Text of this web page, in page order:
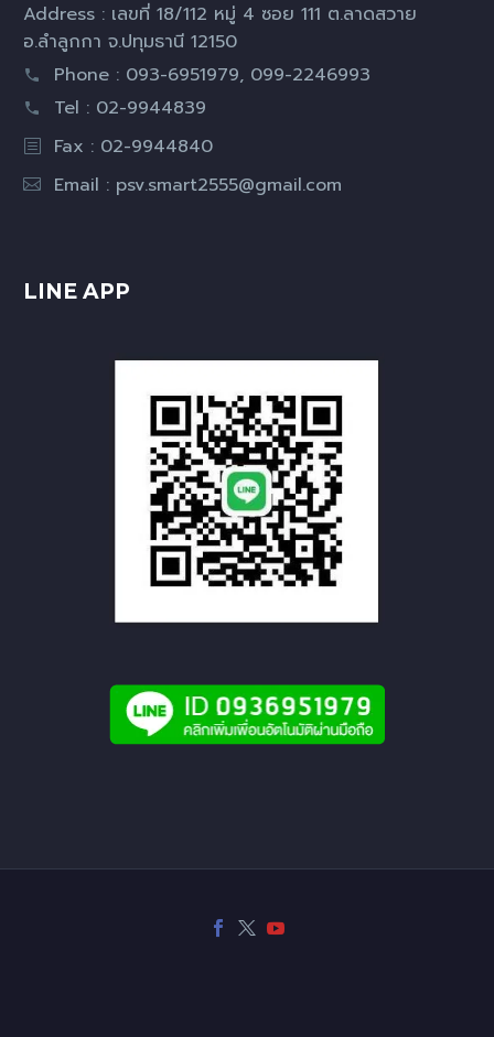
Address : เลขที่ 18/112 หมู่ 4 ซอย 111 ต.ลาดสวาย
อ.ลำลูกกา จ.ปทุมธานี 12150
Phone : 093-6951979, 099-2246993
Tel : 02-9944839
Fax : 02-9944840
Email : psv.smart2555@gmail.com
LINE APP